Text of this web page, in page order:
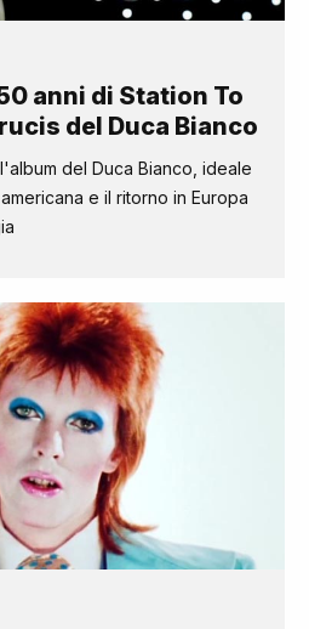
anni di Station To
del Duca Bianco
del Duca Bianco, ideale
e il ritorno in Europa